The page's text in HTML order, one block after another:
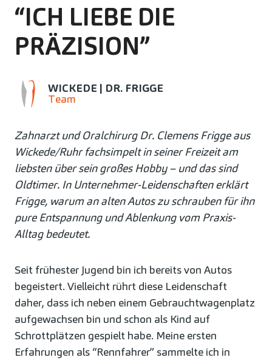
“ICH LIEBE DIE
PRÄZISION”
WICKEDE | DR. FRIGGE
Team
Zahnarzt und Oralchirurg Dr. Clemens Frigge aus
Wickede/Ruhr fachsimpelt in seiner Freizeit am
liebsten über sein großes Hobby – und das sind
Oldtimer. In Unternehmer-Leidenschaften erklärt
Frigge, warum an alten Autos zu schrauben für ihn
pure Entspannung und Ablenkung vom Praxis-
Alltag bedeutet.
Seit frühester Jugend bin ich bereits von Autos
begeistert. Vielleicht rührt diese Leidenschaft
daher, dass ich neben einem Gebrauchtwagenplatz
aufgewachsen bin und schon als Kind auf
Schrottplätzen gespielt habe. Meine ersten
Erfahrungen als “Rennfahrer” sammelte ich in